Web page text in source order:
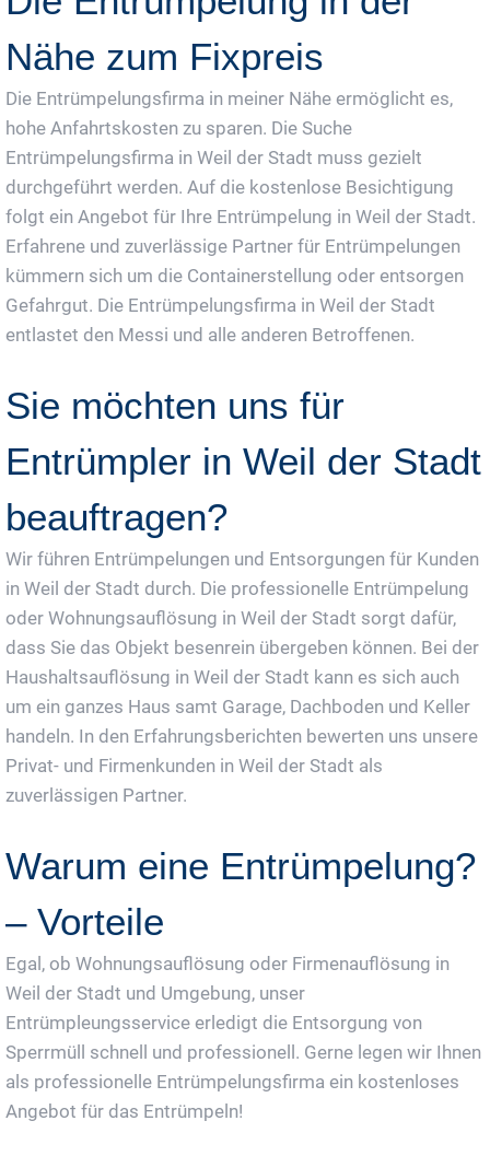
Nähe zum Fixpreis
Die Entrümpelungsfirma in meiner Nähe ermöglicht es,
hohe Anfahrtskosten zu sparen. Die Suche
Entrümpelungsfirma in Weil der Stadt muss gezielt
durchgeführt werden. Auf die kostenlose Besichtigung
folgt ein Angebot für Ihre Entrümpelung in Weil der Stadt.
Erfahrene und zuverlässige Partner für Entrümpelungen
kümmern sich um die Containerstellung oder entsorgen
Gefahrgut. Die Entrümpelungsfirma in Weil der Stadt
entlastet den Messi und alle anderen Betroffenen.
Sie möchten uns für
Entrümpler in Weil der Stadt
beauftragen?
Wir führen Entrümpelungen und Entsorgungen für Kunden
in Weil der Stadt durch. Die professionelle Entrümpelung
oder Wohnungsauflösung in Weil der Stadt sorgt dafür,
dass Sie das Objekt besenrein übergeben können. Bei der
Haushaltsauflösung in Weil der Stadt kann es sich auch
um ein ganzes Haus samt Garage, Dachboden und Keller
handeln. In den Erfahrungsberichten bewerten uns unsere
Privat- und Firmenkunden in Weil der Stadt als
zuverlässigen Partner.
Warum eine Entrümpelung?
– Vorteile
Egal, ob Wohnungsauflösung oder Firmenauflösung in
Weil der Stadt und Umgebung, unser
Entrümpleungsservice erledigt die Entsorgung von
Sperrmüll schnell und professionell. Gerne legen wir Ihnen
als professionelle Entrümpelungsfirma ein kostenloses
Angebot für das Entrümpeln!